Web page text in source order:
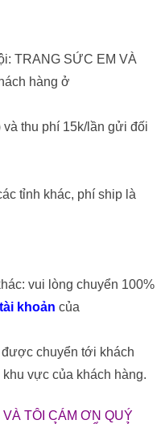
TRANG SỨC EM VÀ
hàng ở
thu phí 15k/lần gửi đối
tỉnh khác, phí ship là
vui lòng chuyển 100%
tài khoản của
chuyển tới khách
vực của khách hàng.
TÔI CÁM ƠN QUÝ